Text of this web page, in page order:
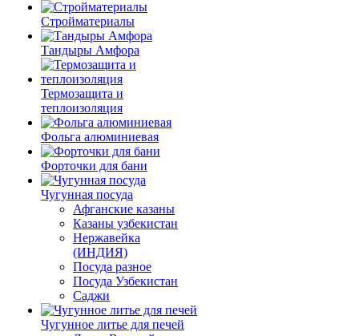
Стройматериалы
Тандыры Амфора
Термозащита и
теплоизоляция
Фольга алюминиевая
Форточки для бани
Чугунная посуда
Афганские казаны
Казаны узбекистан
Нержавейка
(ИНДИЯ)
Посуда разное
Посуда Узбекистан
Саджи
Чугунное литье для печей